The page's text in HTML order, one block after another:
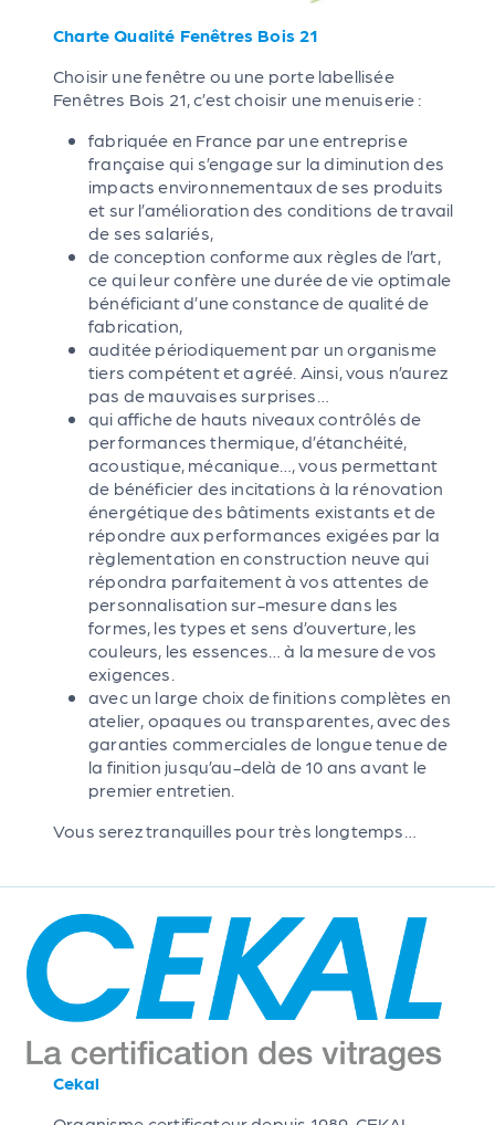
Charte Qualité Fenêtres Bois 21
Choisir une fenêtre ou une porte labellisée
Fenêtres Bois 21, c’est choisir une menuiserie :
fabriquée en France par une entreprise
française qui s’engage sur la diminution des
impacts environnementaux de ses produits
et sur l’amélioration des conditions de travail
de ses salariés,
de conception conforme aux règles de l’art,
ce qui leur confère une durée de vie optimale
bénéficiant d’une constance de qualité de
fabrication,
auditée périodiquement par un organisme
tiers compétent et agréé. Ainsi, vous n’aurez
pas de mauvaises surprises…
qui affiche de hauts niveaux contrôlés de
performances thermique, d’étanchéité,
acoustique, mécanique…, vous permettant
de bénéficier des incitations à la rénovation
énergétique des bâtiments existants et de
répondre aux performances exigées par la
règlementation en construction neuve qui
répondra parfaitement à vos attentes de
personnalisation sur-mesure dans les
formes, les types et sens d’ouverture, les
couleurs, les essences… à la mesure de vos
exigences.
avec un large choix de finitions complètes en
atelier, opaques ou transparentes, avec des
garanties commerciales de longue tenue de
la finition jusqu’au-delà de 10 ans avant le
premier entretien.
Vous serez tranquilles pour très longtemps…
Cekal